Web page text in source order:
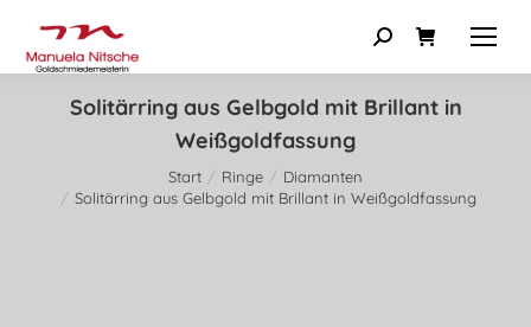
Solitärring aus Gelbgold mit Brillant in
Weißgoldfassung
Sie befinden sich hier:
Start Ringe
Diamanten
Solitärring aus Gelbgold mit Brillant in Weißgoldfassung